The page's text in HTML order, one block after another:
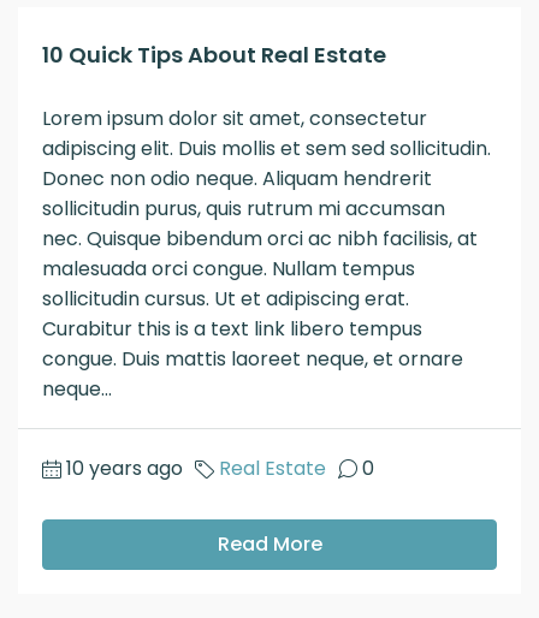
10 Quick Tips About Real Estate
Lorem ipsum dolor sit amet, consectetur
adipiscing elit. Duis mollis et sem sed sollicitudin.
Donec non odio neque. Aliquam hendrerit
sollicitudin purus, quis rutrum mi accumsan
nec. Quisque bibendum orci ac nibh facilisis, at
malesuada orci congue. Nullam tempus
sollicitudin cursus. Ut et adipiscing erat.
Curabitur this is a text link libero tempus
congue. Duis mattis laoreet neque, et ornare
neque...
10 years ago Real Estate 0
Read More